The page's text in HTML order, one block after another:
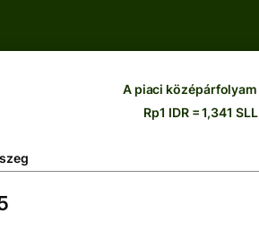
A piaci középárfolyam
Rp1 IDR = 1,341 SLL